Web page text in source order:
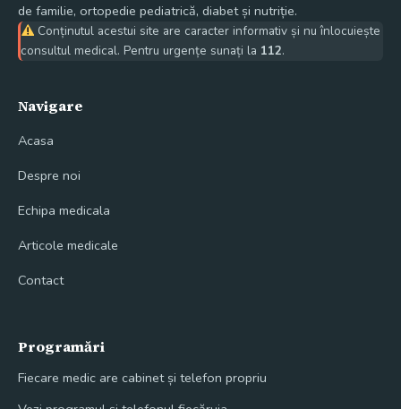
de familie, ortopedie pediatrică, diabet și nutriție.
Conținutul acestui site are caracter informativ și nu înlocuiește
consultul medical. Pentru urgențe sunați la 112.
Navigare
Acasa
Despre noi
Echipa medicala
Articole medicale
Contact
Programări
Fiecare medic are cabinet și telefon propriu